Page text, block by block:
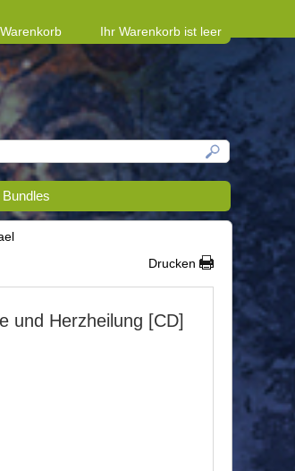
Warenkorb Ihr Warenkorb ist leer
Bundles
Drucken
und Herzheilung [CD]